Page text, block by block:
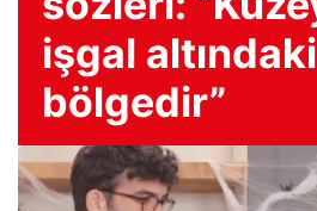
işgal
bölgedir”